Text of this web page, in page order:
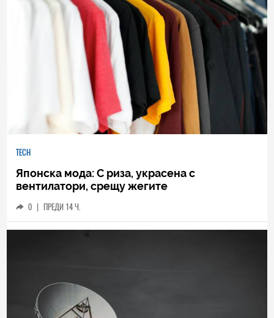
TECH
Японска мода: С риза, украсена с
вентилатори, срещу жегите
0 | ПРЕДИ 14 Ч.